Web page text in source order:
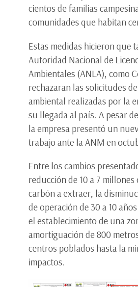
cientos de familias
comunidades que habitan
Estas medidas hicieron que
Autoridad Nacional de
Ambientales (ANLA), como
rechazaran las solicitudes
ambiental realizadas por la
su llegada al país. A pesar
la empresa presentó un
trabajo ante la ANM en
Entre los cambios
reducción de 10 a 7 millones
carbón a extraer, la
de operación de 30 a 10
el establecimiento de una
amortiguación de 800
centros poblados hasta la
impactos.